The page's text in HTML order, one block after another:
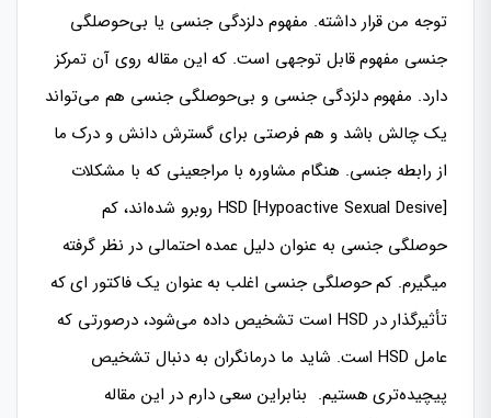
توجه من قرار داشته. مفهوم دلزدگی جنسی یا بی‌حوصلگی
جنسی مفهوم قابل توجهی است. که این مقاله روی آن تمرکز
دارد. مفهوم دلزدگی جنسی و بی‌حوصلگی جنسی هم می‌تواند
یک چالش باشد و هم فرصتی برای گسترش دانش و درک ما
از رابطه جنسی. هنگام مشاوره با مراجعینی که با مشکلات
HSD [Hypoactive Sexual Desive] روبرو شده‌اند، کم
حوصلگی جنسی به عنوان دلیل عمده احتمالی در نظر گرفته
میگیرم. کم حوصلگی جنسی اغلب به عنوان یک فاکتور ای که
تأثیرگذار در HSD است تشخیص داده می‌شود، درصورتی که
عامل HSD است. شاید ما درمانگران به دنبال تشخیص
پیچیده‌تری هستیم. بنابراین سعی دارم در این مقاله